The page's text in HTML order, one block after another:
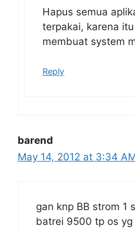
Hapus semua
terpakai, karena
membuat system
Reply
barend
May 14, 2012 at 3:34
gan knp BB strom 1
batrei 9500 tp os